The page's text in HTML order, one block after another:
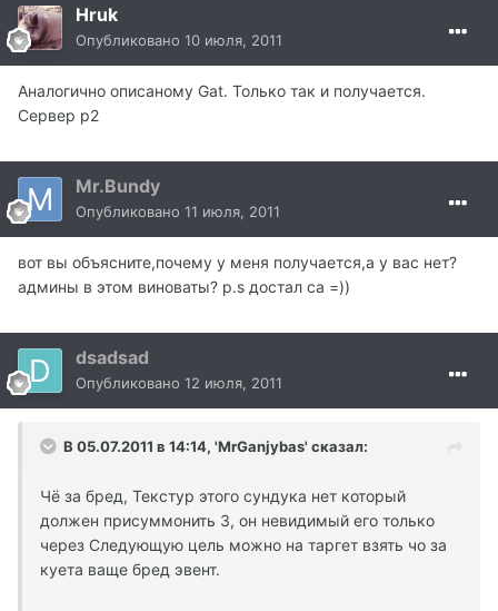
Hruk
Опубликовано 10 июля, 2011
Аналогично описаному Gat. Только так и получается.
Сервер р2
Mr.Bundy
Опубликовано 11 июля, 2011
вот вы объясните,почему у меня получается,а у вас нет?
админы в этом виноваты? p.s достал са =))
dsadsad
Опубликовано 12 июля, 2011
В 05.07.2011 в 14:14, 'MrGanjybas' сказал:
Чё за бред, Текстур этого сундука нет который
должен присуммонить 3, он невидимый его только
через Следующую цель можно на таргет взять чо за
куета ваще бред эвент.